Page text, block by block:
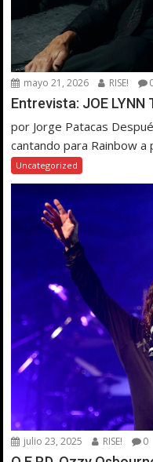
mayo 21, 2026 RISE!
Entrevista: JOE LYNN
por Jorge Patacas
cantando para Rainbow a
Uncategorized
julio 23, 2025 RISE! 0